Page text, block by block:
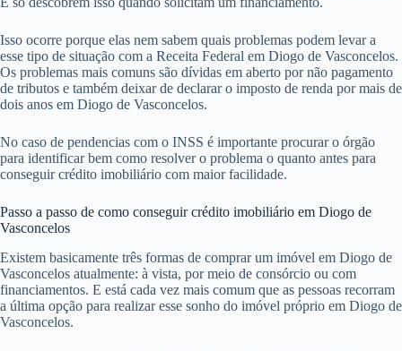
Isso ocorre porque elas nem sabem quais problemas podem levar a
esse tipo de situação com a Receita Federal em Diogo de Vasconcelos.
Os problemas mais comuns são dívidas em aberto por não pagamento
de tributos e também deixar de declarar o imposto de renda por mais de
dois anos em Diogo de Vasconcelos.
No caso de pendencias com o INSS é importante procurar o órgão
para identificar bem como resolver o problema o quanto antes para
conseguir crédito imobiliário com maior facilidade.
Passo a passo de como conseguir crédito imobiliário em Diogo de
Vasconcelos
Existem basicamente três formas de comprar um imóvel em Diogo de
Vasconcelos atualmente: à vista, por meio de consórcio ou com
financiamentos. E está cada vez mais comum que as pessoas recorram
a última opção para realizar esse sonho do imóvel próprio em Diogo de
Vasconcelos.